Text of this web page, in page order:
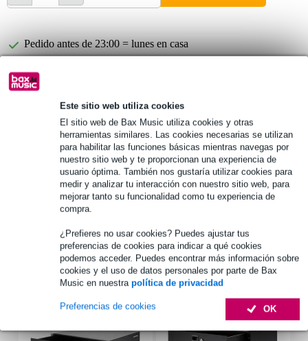
Este sitio web utiliza cookies
El sitio web de Bax Music utiliza cookies y otras
herramientas similares. Las cookies necesarias se utilizan
para habilitar las funciones básicas mientras navegas por
nuestro sitio web y te proporcionan una experiencia de
usuario óptima. También nos gustaría utilizar cookies para
medir y analizar tu interacción con nuestro sitio web, para
mejorar tanto su funcionalidad como tu experiencia de
compra.
¿Prefieres no usar cookies? Puedes ajustar tus
preferencias de cookies para indicar a qué cookies
podemos acceder. Puedes encontrar más información sobre
cookies y el uso de datos personales por parte de Bax
Music en nuestra política de privacidad
OK
Preferencias de cookies
Pedido antes de 23:00 = lunes en casa
1.250 marcas líderes
Información del producto
alfombrilla antideslizante para cajón
contra deslizamientos y arañazos
19 pulgadas
Accesorios (7)